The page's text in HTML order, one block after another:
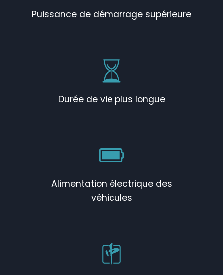
Puissance de démarrage supérieure
Durée de vie plus longue
Alimentation électrique des
véhicules